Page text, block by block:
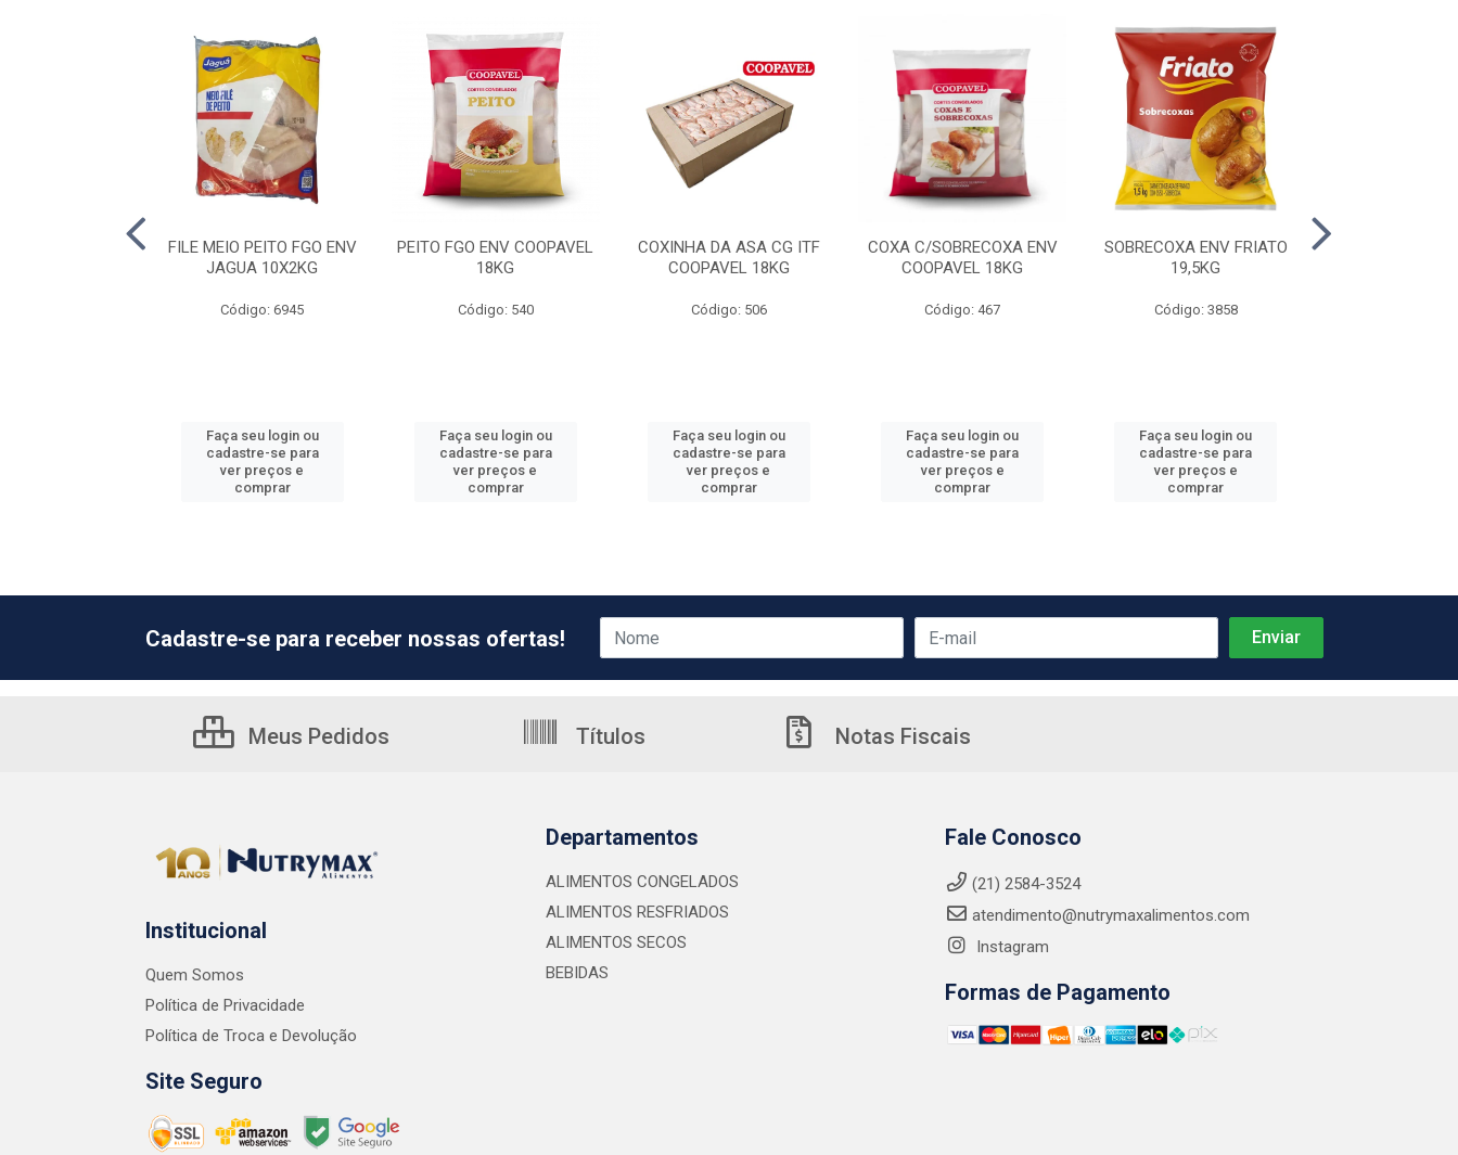
FILE MEIO PEITO FGO ENV
JAGUA 10X2KG
Código: 6945
Faça seu login ou
cadastre-se para
ver preços e
comprar
PEITO FGO ENV COOPAVEL
18KG
Código: 540
Faça seu login ou
cadastre-se para
ver preços e
comprar
COXINHA DA ASA CG ITF
COOPAVEL 18KG
Código: 506
Faça seu login ou
cadastre-se para
ver preços e
comprar
COXA C/SOBRECOXA ENV
COOPAVEL 18KG
Código: 467
Faça seu login ou
cadastre-se para
ver preços e
comprar
SOBRECOXA ENV FRIATO
19,5KG
Código: 3858
Faça seu login ou
cadastre-se para
ver preços e
comprar
Cadastre-se para receber nossas ofertas!
Meus Pedidos Títulos Notas Fiscais
Institucional
Quem Somos
Política de Privacidade
Política de Troca e Devolução
Site Seguro
Departamentos
ALIMENTOS CONGELADOS
ALIMENTOS RESFRIADOS
ALIMENTOS SECOS
BEBIDAS
Fale Conosco
(21) 2584-3524
atendimento@nutrymaxalimentos.com
Instagram
Formas de Pagamento